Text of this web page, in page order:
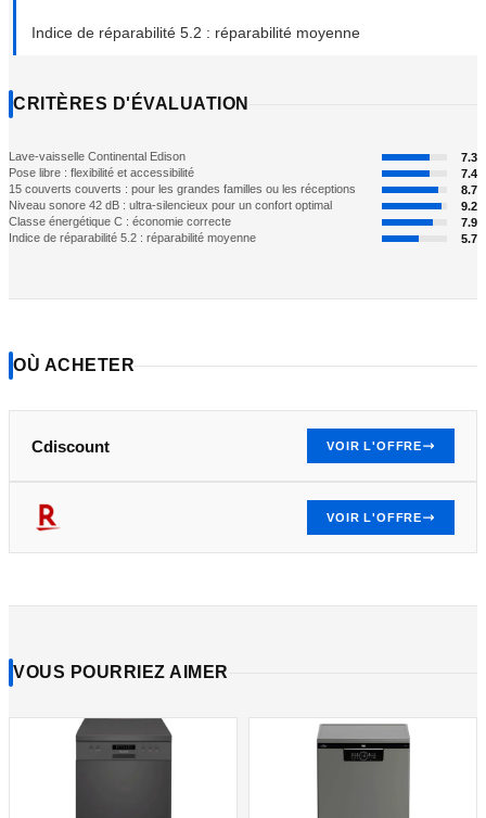
Indice de réparabilité 5.2 : réparabilité moyenne
CRITÈRES D'ÉVALUATION
Lave-vaisselle Continental Edison
7.3
Pose libre : flexibilité et accessibilité
7.4
15 couverts couverts : pour les grandes familles ou les réceptions
8.7
Niveau sonore 42 dB : ultra-silencieux pour un confort optimal
9.2
Classe énergétique C : économie correcte
7.9
Indice de réparabilité 5.2 : réparabilité moyenne
5.7
OÙ ACHETER
Cdiscount VOIR L'OFFRE
VOIR L'OFFRE
VOUS POURRIEZ AIMER